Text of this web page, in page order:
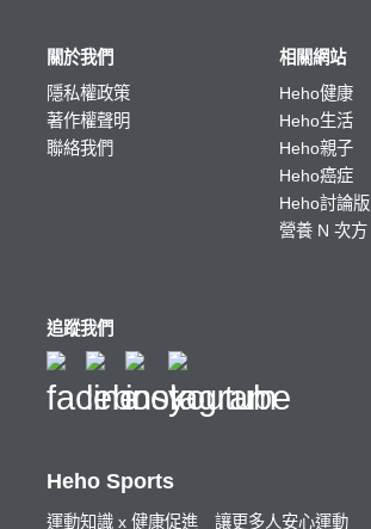
Heho Sports
運動知識 x 健康促進 讓更多人安心運動
關於我們
隱私權政策
著作權聲明
聯絡我們
相關網站
Heho健康
Heho生活
Heho親子
Heho癌症
Heho討論版
營養 N 次方
追蹤我們